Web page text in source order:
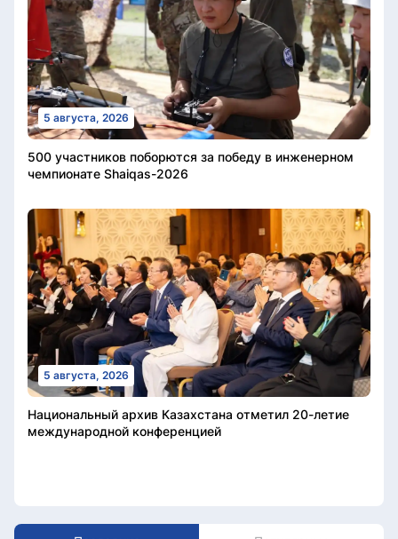
5 августа, 2026
500 участников поборются за победу в инженерном
чемпионате Shaiqas-2026
5 августа, 2026
Национальный архив Казахстана отметил 20-летие
международной конференцией